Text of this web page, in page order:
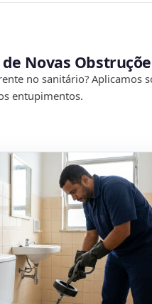
Novas
no sanitário? Aplicamos
entupimentos.